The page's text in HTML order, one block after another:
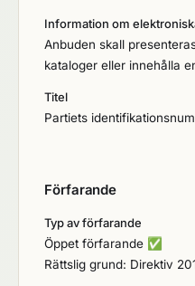
Information om
Anbuden skall
kataloger eller innehålla
Titel
Partiets
Förfarande
Typ av förfarande
Öppet förfarande ✅
Rättslig grund: Direktiv